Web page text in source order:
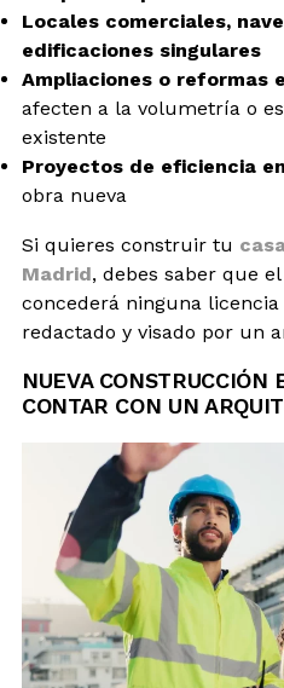
Locales comerciales,
edificaciones singulares
Ampliaciones o reformas
afecten a la volumetría o
existente
Proyectos de eficiencia
obra nueva
Si quieres construir tu
Madrid, debes saber que
concederá ninguna
redactado y visado por un
NUEVA CONSTRUCCIÓN
CONTAR CON UN